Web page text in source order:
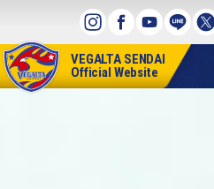
へ
ス
キ
VEGALTA SENDAI
Official Website